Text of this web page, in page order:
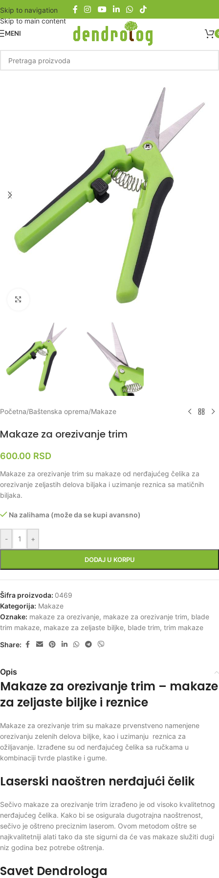
Skip to navigation
Skip to main content
MENI
Početna/Baštenska oprema/Makaze
Makaze za orezivanje trim
600.00 RSD
Makaze za orezivanje trim su makaze od nerđajućeg čelika za
orezivanje zeljastih delova biljaka i uzimanje reznica sa matičnih
biljaka.
Na zalihama (može da se kupi avansno)
- +
DODAJ U KORPU
Šifra proizvoda: 0469
Kategorija: Makaze
Oznake: makaze za orezivanje, makaze za orezivanje trim, blade
trim makaze, makaze za zeljaste biljke, blade trim, trim makaze
Share:
Opis
Makaze za orezivanje trim – makaze
za zeljaste biljke i reznice
Makaze za orezivanje trim su makaze prvenstveno namenjene
orezivanju zelenih delova biljke, kao i uzimanju reznica za
ožiljavanje. Izrađene su od nerđajućeg čelika sa ručkama u
kombinaciji tvrde plastike i gume.
Laserski naoštren nerđajući čelik
Sečivo makaze za orezivanje trim izrađeno je od visoko kvalitetnog
nerđajućeg čelika. Kako bi se osigurala dugotrajna naoštrenost,
sečivo je oštreno preciznim laserom. Ovom metodom oštre se
najkvalitetniji alati tako da ste sigurni da će vas makaze služiti dugi
niz godina bez potrebe oštrenja.
Savet Dendrologa